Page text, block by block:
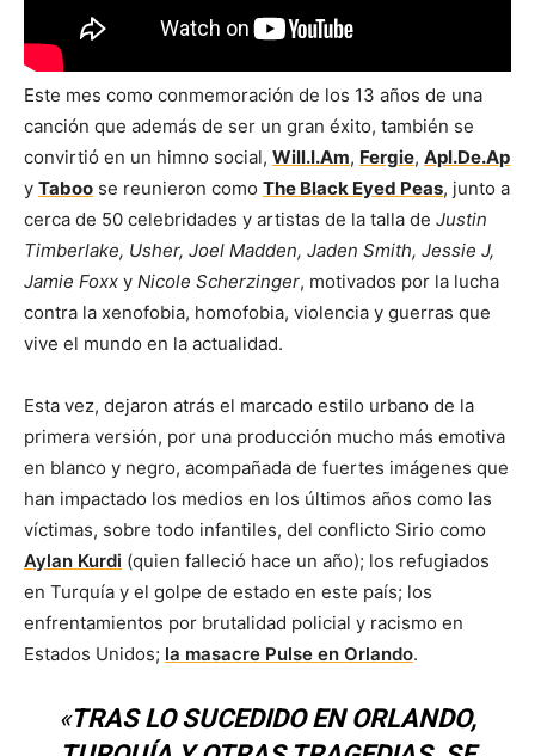
Este mes como conmemoración de los 13 años de una
canción que además de ser un gran éxito, también se
convirtió en un himno social, Will.I.Am, Fergie, Apl.De.Ap
y Taboo se reunieron como The Black Eyed Peas, junto a
cerca de 50 celebridades y artistas de la talla de Justin
Timberlake, Usher, Joel Madden, Jaden Smith, Jessie J,
Jamie Foxx y Nicole Scherzinger, motivados por la lucha
contra la xenofobia, homofobia, violencia y guerras que
vive el mundo en la actualidad.
Esta vez, dejaron atrás el marcado estilo urbano de la
primera versión, por una producción mucho más emotiva
en blanco y negro, acompañada de fuertes imágenes que
han impactado los medios en los últimos años como las
víctimas, sobre todo infantiles, del conflicto Sirio como
Aylan Kurdi (quien falleció hace un año); los refugiados
en Turquía y el golpe de estado en este país; los
enfrentamientos por brutalidad policial y racismo en
Estados Unidos; la masacre Pulse en Orlando.
«TRAS LO SUCEDIDO EN ORLANDO,